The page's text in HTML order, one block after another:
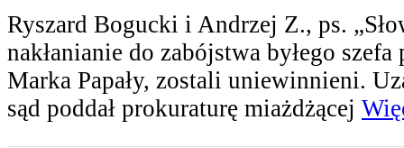
Ryszard Bogucki i Andrzej Z., ps.
nakłanianie do zabójstwa byłego szefa
Marka Papały, zostali uniewinnieni.
sąd poddał prokuraturę miażdżącej